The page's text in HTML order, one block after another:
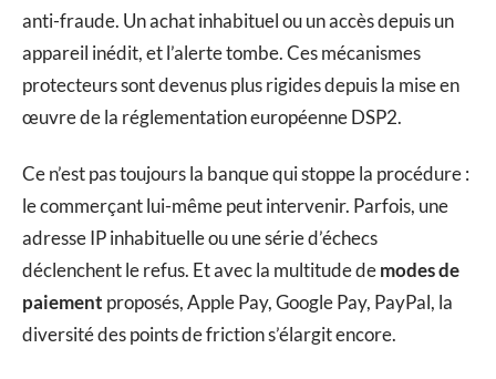
anti-fraude. Un achat inhabituel ou un accès depuis un
appareil inédit, et l’alerte tombe. Ces mécanismes
protecteurs sont devenus plus rigides depuis la mise en
œuvre de la réglementation européenne DSP2.
Ce n’est pas toujours la banque qui stoppe la procédure :
le commerçant lui-même peut intervenir. Parfois, une
adresse IP inhabituelle ou une série d’échecs
déclenchent le refus. Et avec la multitude demodes de
paiement proposés, Apple Pay, Google Pay, PayPal, la
diversité des points de friction s’élargit encore.